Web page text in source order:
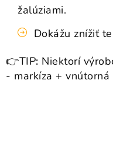
žalúziami.
Dokážu znížiť
👉TIP: Niektorí
- markíza +